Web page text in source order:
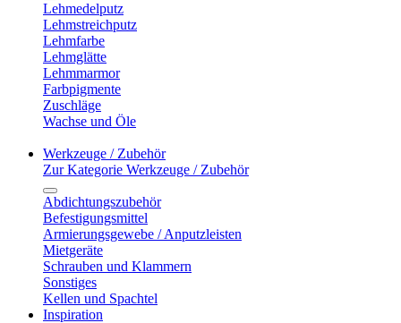
Lehmedelputz
Lehmstreichputz
Lehmfarbe
Lehmglätte
Lehmmarmor
Farbpigmente
Zuschläge
Wachse und Öle
Werkzeuge / Zubehör
Zur Kategorie Werkzeuge / Zubehör
Abdichtungszubehör
Befestigungsmittel
Armierungsgewebe / Anputzleisten
Mietgeräte
Schrauben und Klammern
Sonstiges
Kellen und Spachtel
Inspiration